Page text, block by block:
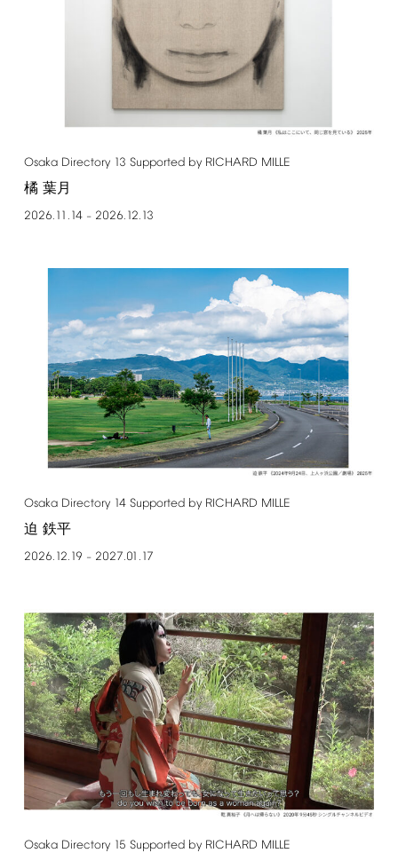
Osaka Directory 13 Supported by RICHARD MILLE
橘 葉月
2026.11.14– 2026.12.13
Osaka Directory 14 Supported by RICHARD MILLE
迫 鉄平
2026.12.19 – 2027.01.17
Osaka Directory 15 Supported by RICHARD MILLE